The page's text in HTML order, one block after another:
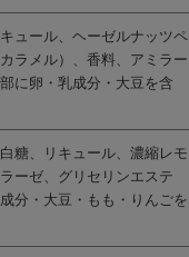
ュール、ヘーゼルナッツペ
ラメル）、香料、アミラー
に卵・乳成分・大豆を含
糖、リキュール、濃縮レモ
ーゼ、グリセリンエステ
分・大豆・もも・りんごを